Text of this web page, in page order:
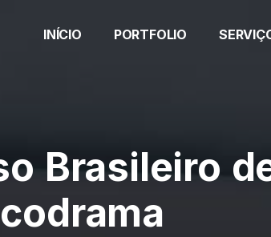
INÍCIO PORTFOLIO
Brasileiro